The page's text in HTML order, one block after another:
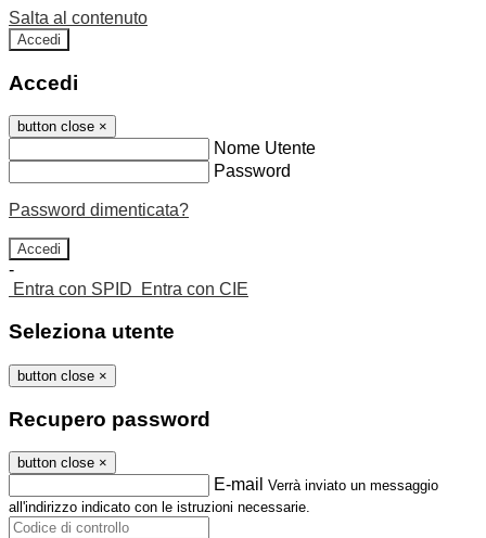
Salta al contenuto
Accedi
Accedi
button close ×
Nome Utente
Password
Password dimenticata?
-
Entra con SPID
Entra con CIE
Seleziona utente
button close ×
Recupero password
button close ×
E-mail Verrà inviato un messaggio
all'indirizzo indicato con le istruzioni necessarie.